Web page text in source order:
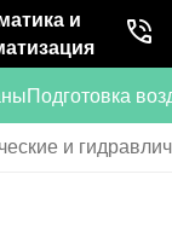
и
Подготовка
и